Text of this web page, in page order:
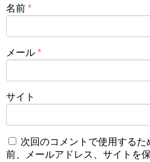
名前 *
メール *
サイト
次回のコメントで使用する
前、メールアドレス、サイトを保